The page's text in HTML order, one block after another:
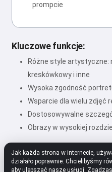
prompcie
Kluczowe funkcje:
Różne style artystyczne:
kreskówkowy i inne
Wysoka zgodność
Wsparcie dla wielu zdjęć
Dostosowywalne
Obrazy w wysokiej
★★★★★4.80
Jak każda strona w internecie,
działało poprawnie. Chcielibyśmy
aby ulepszać nasze usługi.